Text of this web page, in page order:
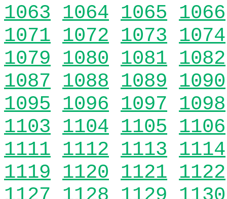
1063 1064 1065 1066
1071 1072 1073 1074
1079 1080 1081 1082
1087 1088 1089 1090
1095 1096 1097 1098
1103 1104 1105 1106
1111 1112 1113 1114
1119 1120 1121 1122